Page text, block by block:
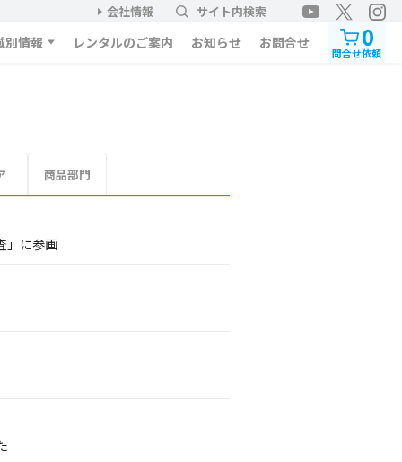
会社情報 サイト内検索
別情報 レンタルのご案内 お知らせ お問合せ 0
問合せ依頼
商品部門
」に参画